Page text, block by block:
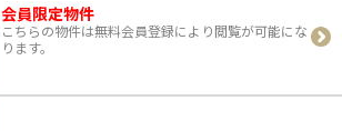
会員限定物件
こちらの物件は無料会員登録により閲覧が可能にな
ります。